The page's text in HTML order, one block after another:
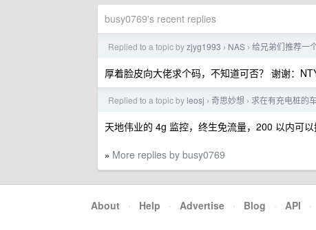
busy0769's recent replies
Replied to a topic byzjyg1993 › NAS › 给兄弟们推荐一
厚着脸皮向大佬求个码，不知道可否？ 谢谢：
Replied to a topic by leosj › 奇思妙想 › 求在有充电桩的
天地伟业的 4g 监控，终生免流量，200 以内可
» More replies by busy0769
About · Help · Advertise · Blog · API ·